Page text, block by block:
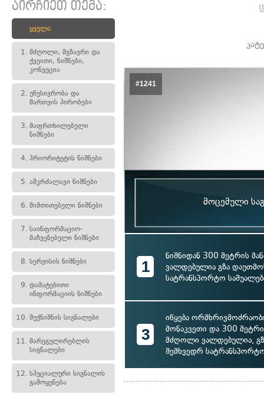
აირჩიეთ თემა:
ყველა
1. მძღოლი, მგზავრი და
ქვეითი, ნიშნები,
კონვეცია
2. უწესივრობა და
მართვის პირობები
3. მაფრთხილებელი
ნიშნები
4. პრიორიტეტის ნიშნები
5. ამკრძალავი ნიშნები
6. მიმთითებელი ნიშნები
7. საინფორმაციო-
მაჩვენებელი ნიშნები
8. სერვისის ნიშნები
9. დამატებითი
ინფორმაციის ნიშნები
10. შუქნიშნის სიგნალები
11. მარეგულირებლის
სიგნალები
12. სპეციალური სიგნალის
გამოყენება
#1241
მოცემული
1
ნიშნიდან 300 მეტრის
ვალდებულია გზა
სატრანსპორტო
3
იწყება
მონაკვეთი და 300
მძღოლი ვალდებულია,
შემხვედრ